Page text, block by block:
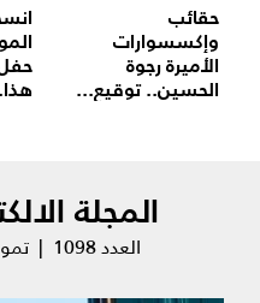
حقائب
وإكسسوارات
الأميرة رجوة
الحسين.. توقيع...
المجلة
العدد 1098 | تموز 2026